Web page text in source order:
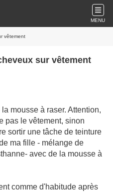
MENU
vêtement
sur vêtement
mousse à raser. Attention,
pas le vêtement, sinon
sortir une tâche de teinture
ma fille - mélange de
avec de la mousse à
comme d'habitude après